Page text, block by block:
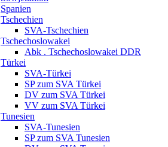
Spanien
Tschechien
SVA-Tschechien
Tschechoslowakei
Abk . Tschechoslowakei DDR
Türkei
SVA-Türkei
SP zum SVA Türkei
DV zum SVA Türkei
VV zum SVA Türkei
Tunesien
SVA-Tunesien
SP zum SVA Tunesien